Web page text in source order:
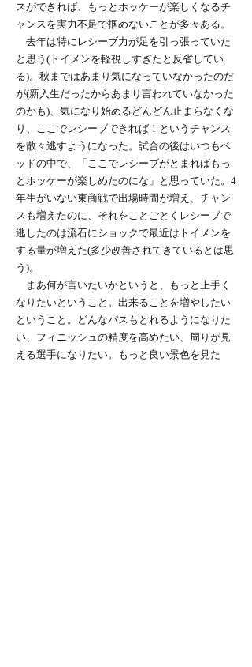
スができれば、もっとホッケーが楽しくなるチ
ャンスを実力不足で掴めないことが多々ある。
去年は特にレシーブ力が足を引っ張っていた
と思う(トイメンを軽視しすぎたと反省してい
る)。秋まではあまり気になっていなかったのだ
が(新入生だったからあまり言われていなかった
のかも)、気になり始めるどんどん止まらなくな
り、ここでレシーブできれば！というチャンス
を散々逃すようになった。試合の後はいつもベ
ッドの中で、「ここでレシーブがとまればもっ
とホッケーが楽しめたのにな」と思っていた。4
年生がいない東商戦で出場時間が増え、チャン
スも増えたのに、それをことごとくレシーブで
逃したのは流石にショックで最近はトイメンを
する量が増えた(多少改善されてきているとは思
う)。
まあ何が言いたいかというと、もっと上手く
なりたいということ。出来ることを増やしたい
ということ。どんなパスもとれるようになりた
い、フィニッシュの精度を高めたい、周りが見
える選手になりたい。もっと良い景色を見た